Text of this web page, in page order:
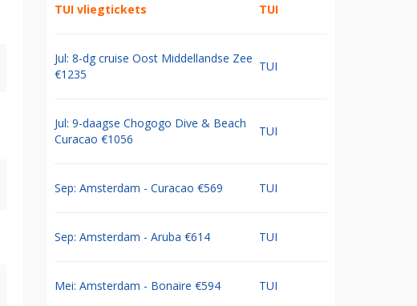
TUI vliegtickets TUI
Jul: 8-dg cruise Oost Middellandse Zee
€1235
TUI
Jul: 9-daagse Chogogo Dive & Beach
Curacao €1056
TUI
Sep: Amsterdam - Curacao €569 TUI
Sep: Amsterdam - Aruba €614 TUI
Mei: Amsterdam - Bonaire €594 TUI